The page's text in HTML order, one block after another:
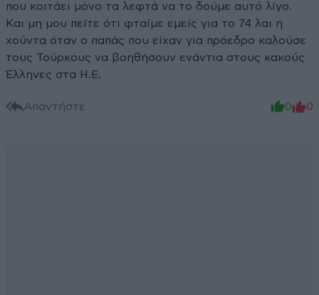
που κοιτάει μόνο τα λεφτά να το δούμε αυτό λίγο.
Και μη μου πείτε ότι φταίμε εμείς για το 74 λαι η
χούντα όταν ο παπάς που είχαν για πρόεδρο καλούσε
τους Τούρκους να βοηθήσουν ενάντια στους κακούς
Έλληνες στα Η.Ε.
Απαντήστε 0 0